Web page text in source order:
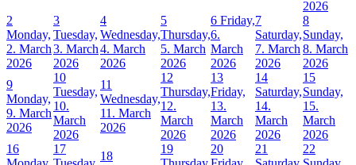
2026
2
Monday,
2. March
2026
3
Tuesday,
3. March
2026
4
Wednesday,
4. March
2026
5
Thursday,
5. March
2026
6 Friday,
6.
March
2026
7
Saturday,
7. March
2026
8
Sunday,
8. March
2026
9
Monday,
9. March
2026
10
Tuesday,
10.
March
2026
11
Wednesday,
11. March
2026
12
Thursday,
12.
March
2026
13
Friday,
13.
March
2026
14
Saturday,
14.
March
2026
15
Sunday,
15.
March
2026
16
17
18
19
20
21
22